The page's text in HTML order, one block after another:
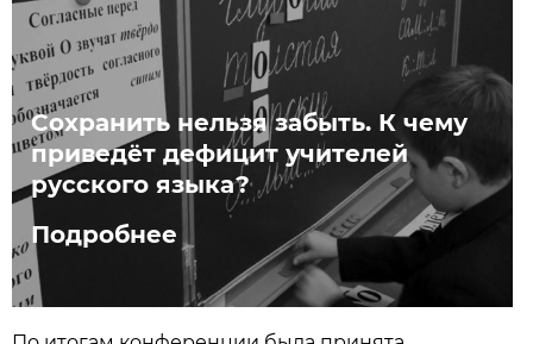
Сохранить нельзя забыть. К чему
приведёт дефицит учителей
русского языка?
Подробнее